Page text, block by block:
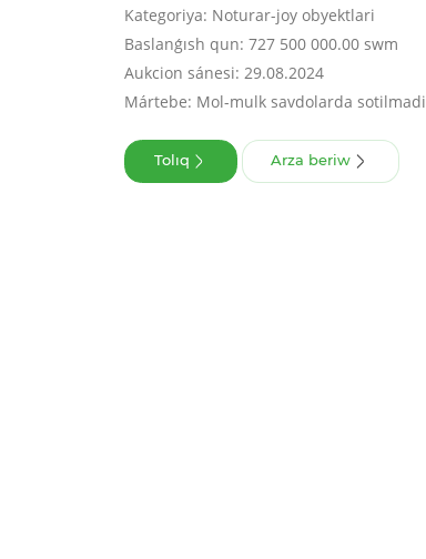
Kategoriya: Noturar-joy obyektlari
Baslanǵısh qun: 727 500 000.00 swm
Aukcion sánesi: 29.08.2024
Mártebe: Mol-mulk savdolarda sotilmadi
Tolıq Arza beriw